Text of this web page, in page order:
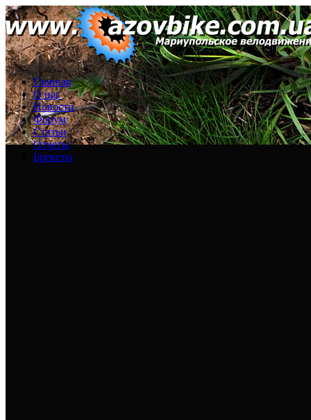
Главная
О нас
Новости
Форум
Статьи
Отчеты
Бреветы